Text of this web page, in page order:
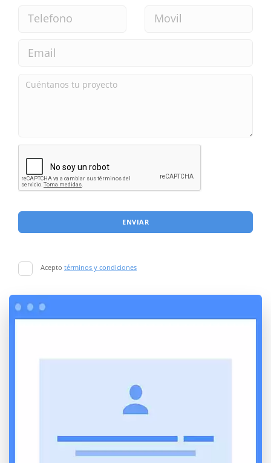
ENVIAR
Acepto términos y condiciones